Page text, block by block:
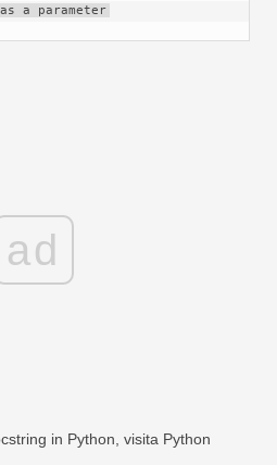
a parameter
ad
in Python, visita Python